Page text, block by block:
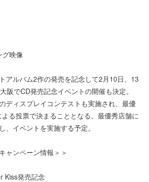
グ映像
アルバム2作の発売を記念して2月10日、13
阪でCD発売記念イベントの開催も決定。
ディスプレイコンテストも実施され、最優
る投票で決まることとなる。最優秀店舗に
、イベントを実施する予定。
ャンペーン情報＞＞
Kiss発売記念